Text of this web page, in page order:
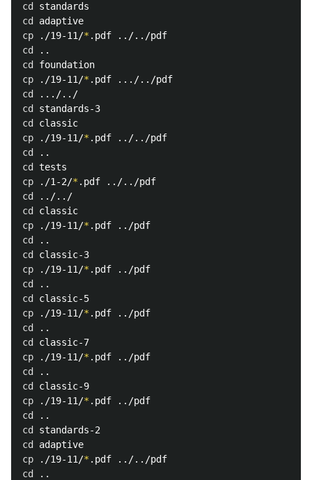
cd
cd
cp ./19-11/*
cd
cd
cp ./19-11/*
cd
cd
cd
cp ./19-11/*
cd
cd
cp ./1-2/*
cd
cd
cp ./19-11/*
cd
cd
cp ./19-11/*
cd
cd
cp ./19-11/*
cd
cd
cp ./19-11/*
cd
cd
cp ./19-11/*
cd
cd
cd
cp ./19-11/*
cd